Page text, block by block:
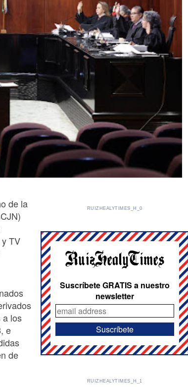
de la
TV
a los
e
de
RUIZHEALYTIMES_H_0
Suscríbete GRATIS a nuestro
newsletter
RUIZHEALYTIMES_H_1